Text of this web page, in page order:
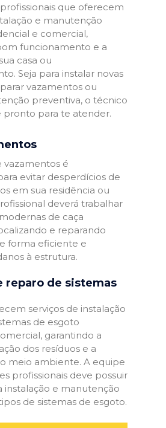
que oferecem
e manutenção
e comercial,
funcionamento e a
casa ou
Seja para instalar novas
vazamentos ou
preventiva, o técnico
pronto para te atender.
vazamentos é
evitar desperdícios de
em sua residência ou
deverá trabalhar
de caça
e reparando
forma eficiente e
à estrutura.
reparo de sistemas
serviços de instalação
de esgoto
garantindo a
dos resíduos e a
meio ambiente. A equipe
profissionais deve possuir
instalação e manutenção
de sistemas de esgoto.